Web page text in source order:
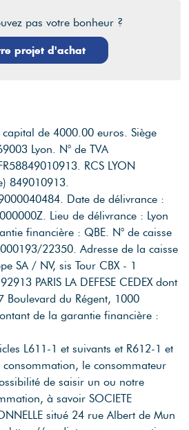
pas votre bonheur ?
projet d'achat
capital de 4000.00 euros. Siège
Lyon.
N° de TVA
RCS LYON
849010913.
Date de délivrance :
Lieu de délivrance : Lyon
financière : QBE. N° de caisse
22350. Adresse de la caisse
SA / NV, sis Tour CBX - 1
PARIS LA DEFESE CEDEX dont
Boulevard du Régent, 1000
de la garantie financière :
L611-1 et suivants et R612-1 et
le consommateur
de saisir un ou notre
à savoir SOCIETE
situé 24 rue Albert de Mun